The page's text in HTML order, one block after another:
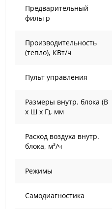
Предварительный
фильтр
Производительность
(тепло), КВт/ч
Пульт управления
Размеры внутр. блока (В
х Ш х Г), мм
Расход воздуха внутр.
блока, м³/ч
Режимы
Самодиагностика